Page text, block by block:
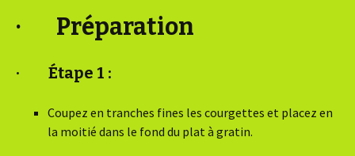
· Préparation
· Étape 1 :
Coupez en tranches fines les courgettes et placez en
la moitié dans le fond du plat à gratin.